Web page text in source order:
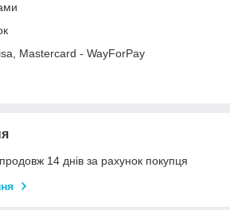
Mastercard - WayForPay
14 днів за рахунок покупця